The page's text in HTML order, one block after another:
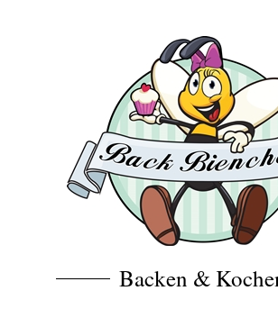
Backen &